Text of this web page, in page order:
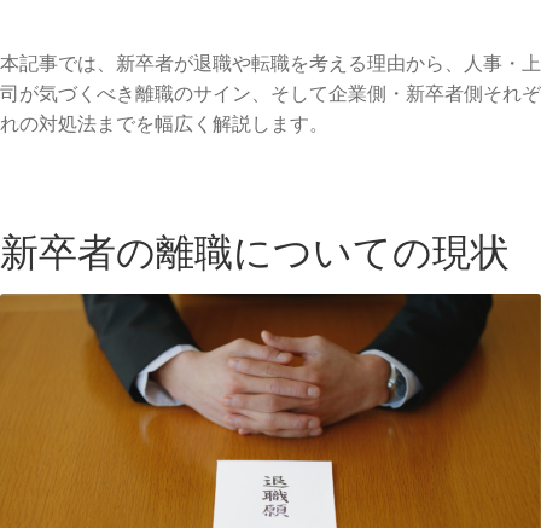
本記事では、新卒者が退職や転職を考える理由から、人事・上
司が気づくべき離職のサイン、そして企業側・新卒者側それぞ
れの対処法までを幅広く解説します。
新卒者の離職についての現状